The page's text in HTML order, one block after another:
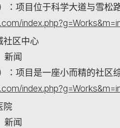
：项目位于科学大道与雪松
社区中心
新闻
：项目是一座小而精的社区
院
新闻